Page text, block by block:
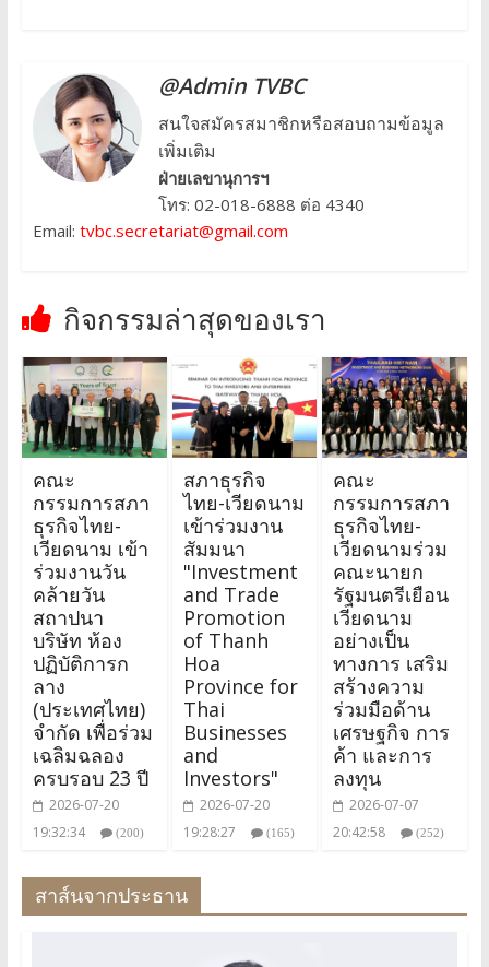
@Admin TVBC
สนใจสมัครสมาชิกหรือสอบถามข้อมูล
เพิ่มเติม
ฝ่ายเลขานุการฯ
โทร: 02-018-6888 ต่อ 4340
Email: tvbc.secretariat@gmail.com
กิจกรรมล่าสุดของเรา
คณะ
กรรมการสภา
ธุรกิจไทย-
เวียดนาม เข้า
ร่วมงานวัน
คล้ายวัน
สถาปนา
บริษัท ห้อง
ปฏิบัติการก
ลาง
(ประเทศไทย)
จำกัด เพื่อร่วม
เฉลิมฉลอง
ครบรอบ 23 ปี
2026-07-20
19:32:34
(200)
สภาธุรกิจ
ไทย-เวียดนาม
เข้าร่วมงาน
สัมมนา
"Investment
and Trade
Promotion
of Thanh
Hoa
Province for
Thai
Businesses
and
Investors"
2026-07-20
19:28:27
(165)
คณะ
กรรมการสภา
ธุรกิจไทย-
เวียดนามร่วม
คณะนายก
รัฐมนตรีเยือน
เวียดนาม
อย่างเป็น
ทางการ เสริม
สร้างความ
ร่วมมือด้าน
เศรษฐกิจ การ
ค้า และการ
ลงทุน
2026-07-07
20:42:58
(252)
สาส์นจากประธาน